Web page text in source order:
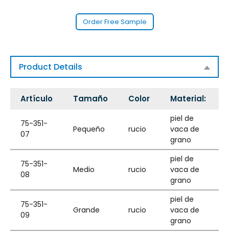
Order Free Sample
Product Details
Artículo Tamaño Color Material:
75-351-
07
Pequeño rucio
piel de
vaca de
grano
75-351-
08
Medio rucio
piel de
vaca de
grano
75-351-
09
Grande rucio
piel de
vaca de
grano